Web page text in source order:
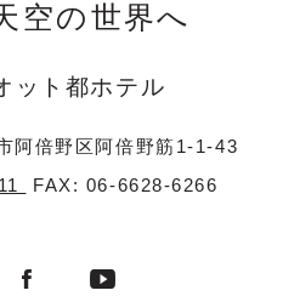
空の世界へ
ット都ホテル
阿倍野区阿倍野筋1-1-43
FAX: 06-6628-6266